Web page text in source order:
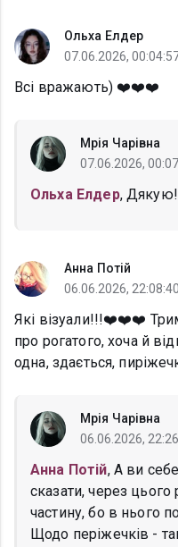
Ольха Елдер
07.06.2026,
Всі вражають) ❤️❤️❤️
Мрія Чарівна
07.06.2026,
Ольха Елдер,
Анна Потій
06.06.2026, 22:08:40
Які візуали!!!❤️❤️❤️
про рогатого, хоча й
одна, здається,
Мрія Чарівна
06.06.2026,
Анна Потій, А ви
сказати, через цього
частину, бо в нього
Щодо періжечків -